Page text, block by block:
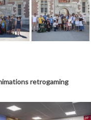
retrogaming